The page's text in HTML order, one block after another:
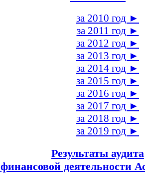
за 2010 год ►
за 2011 год ►
за 2012 год ►
за 2013 год ►
за 2014 год ►
за 2015 год ►
за 2016 год ►
за 2017 год ►
за 2018 год ►
за 2019 год ►
Результаты аудита
финансовой деятельности